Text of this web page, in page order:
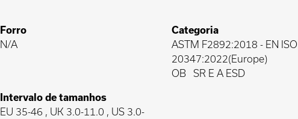
Forro
N/A
Categoria
ASTM F2892:2018 - EN ISO
20347:2022(Europe)
OB
SR E A ESD
Intervalo de tamanhos
EU 35-46 , UK 3.0-11.0 , US 3.0-